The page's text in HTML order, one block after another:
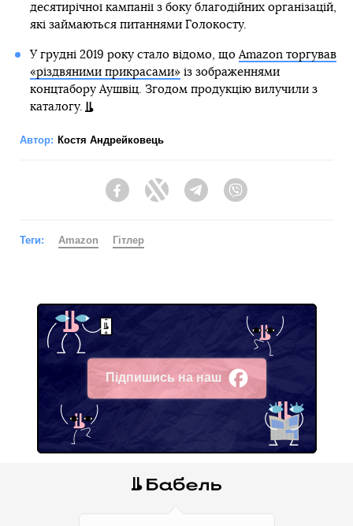
десятирічної кампанії з боку благодійних організацій,
які займаються питаннями Голокосту.
У грудні 2019 року стало відомо, що Amazon торгував
«різдвяними прикрасами»із зображеннями
концтабору Аушвіц. Згодом продукцію вилучили з
каталогу.
Автор: Костя Андрейковець
FacebookTwitter Telegram
Теги: Amazon Гітлер
Підпишись на наш
Facebook